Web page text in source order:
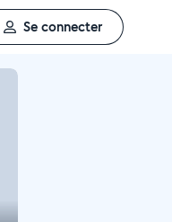
Se connecter